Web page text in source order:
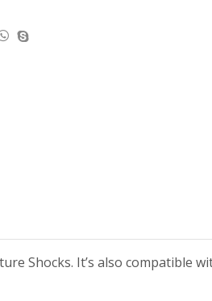
Shocks. It’s also compatible